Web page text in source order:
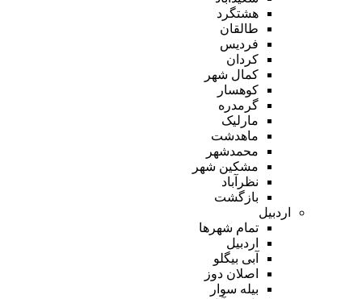
هشتگرد
طالقان
فردیس
کردان
کمال شهر
کوهسار
گرمدره
مارلیک
ماهدشت
محمدشهر
مشکین شهر
نظرآباد
بازگشت
اردبیل
تمام شهر‌ها
اردبیل
آبی بیگلو
اصلان دوز
بیله سوار